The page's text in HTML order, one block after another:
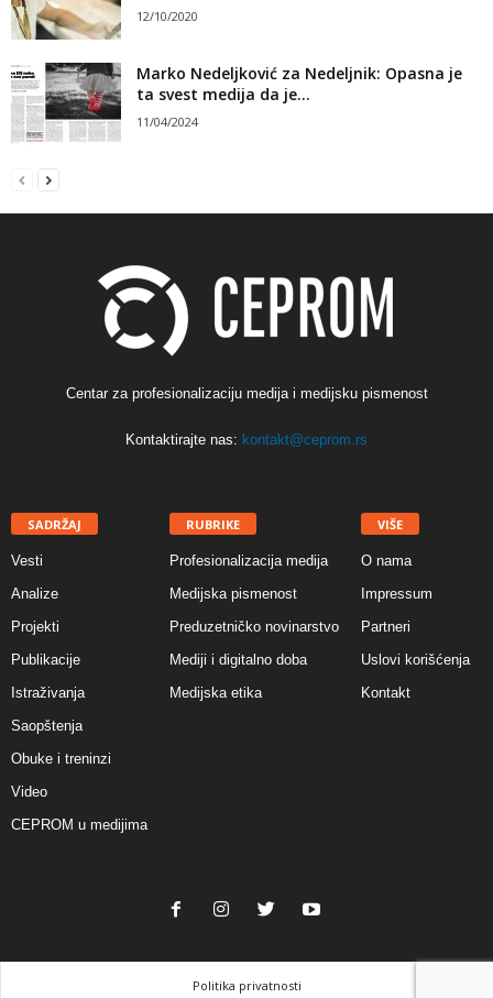
12/10/2020
Marko Nedeljković za Nedeljnik: Opasna je
ta svest medija da je...
11/04/2024
Centar za profesionalizaciju medija i medijsku pismenost
Kontaktirajte nas: kontakt@ceprom.rs
SADRŽAJ
Vesti
Analize
Projekti
Publikacije
Istraživanja
Saopštenja
Obuke i treninzi
Video
CEPROM u medijima
RUBRIKE
Profesionalizacija medija
Medijska pismenost
Preduzetničko novinarstvo
Mediji i digitalno doba
Medijska etika
VIŠE
O nama
Impressum
Partneri
Uslovi korišćenja
Kontakt
Politika privatnosti